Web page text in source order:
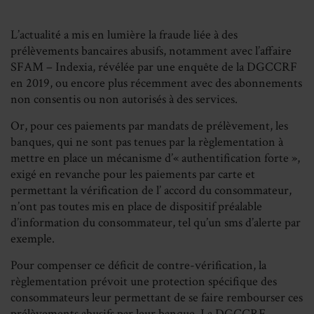
FacebookLinkedIn
L’actualité a mis en lumière la fraude liée à des
prélèvements bancaires abusifs, notamment avec l’affaire
SFAM – Indexia, révélée par une enquête de la DGCCRF
en 2019, ou encore plus récemment avec des abonnements
non consentis ou non autorisés à des services.
Or, pour ces paiements par mandats de prélèvement, les
banques, qui ne sont pas tenues par la règlementation à
mettre en place un mécanisme d’« authentification forte »,
exigé en revanche pour les paiements par carte et
permettant la vérification de l’ accord du consommateur,
n’ont pas toutes mis en place de dispositif préalable
d’information du consommateur, tel qu’un sms d’alerte par
exemple.
Pour compenser ce déficit de contre-vérification, la
règlementation prévoit une protection spécifique des
consommateurs leur permettant de se faire rembourser ces